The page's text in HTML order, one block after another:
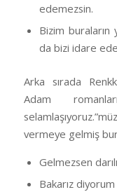
edemezsin.
Bizim buraların
da bizi idare
Arka sırada
Adam
vermeye gelmiş
Gelmezsen
Bakarız